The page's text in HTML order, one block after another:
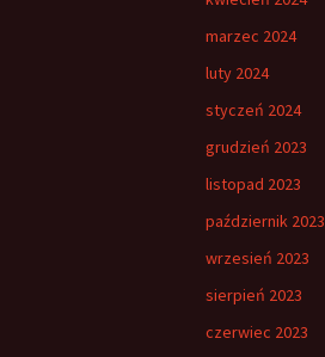
marzec 2024
luty 2024
styczeń 2024
grudzień 2023
listopad 2023
październik 2023
wrzesień 2023
sierpień 2023
czerwiec 2023